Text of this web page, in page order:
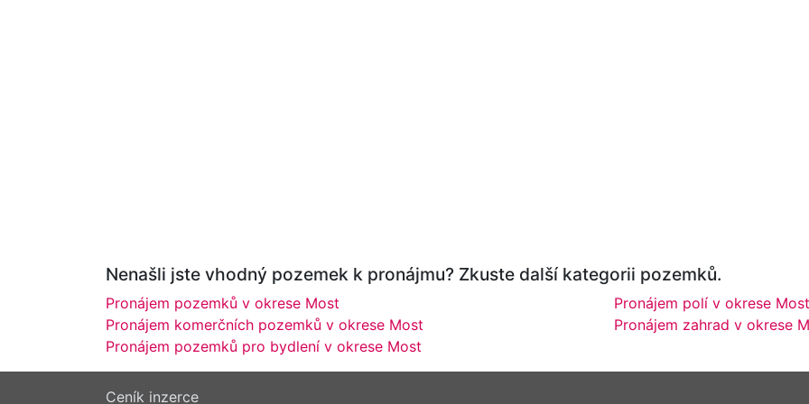
Nenašli jste vhodný pozemek k pronájmu? Zkuste další kategorii pozemků.
Pronájem pozemků v okrese Most
Pronájem komerčních pozemků v okrese Most
Pronájem pozemků pro bydlení v okrese Most
Pronájem polí v okrese Most
Pronájem zahrad v okrese
Ceník inzerce